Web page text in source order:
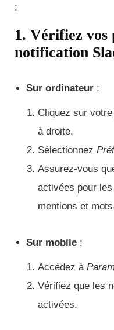
:
1. Vérifiez vos
notification
Sur ordinateur :
Cliquez sur
à droite.
Sélectionnez
Assurez-vous
activées pour
mentions et
Sur mobile :
Accédez à
Vérifiez que les
activées.